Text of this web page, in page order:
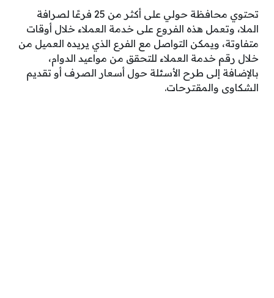
تحتوي محافظة حولي على أكثر من 25 فرعًا لصرافة
الملا، وتعمل هذه الفروع على خدمة العملاء خلال أوقات
متفاوتة، ويمكن التواصل مع الفرع الذي يريده العميل من
خلال رقم خدمة العملاء للتحقق من مواعيد الدوام،
بالإضافة إلى طرح الأسئلة حول أسعار الصرف أو تقديم
الشكاوى والمقترحات.